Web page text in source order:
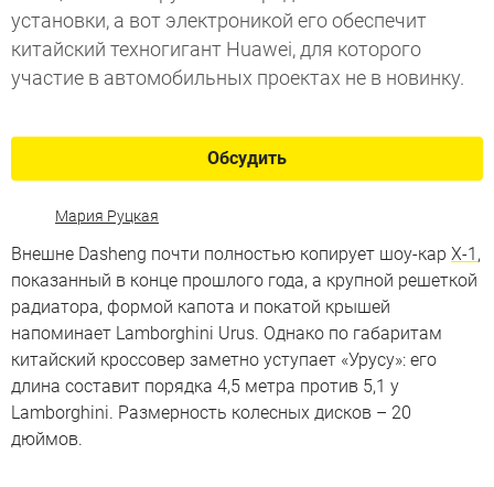
установки, а вот электроникой его обеспечит
китайский техногигант Huawei, для которого
участие в автомобильных проектах не в новинку.
Обсудить
Мария Руцкая
Внешне Dasheng почти полностью копирует шоу-кар Х-1 ,
показанный в конце прошлого года, а крупной решеткой
радиатора, формой капота и покатой крышей
напоминает Lamborghini Urus. Однако по габаритам
китайский кроссовер заметно уступает «Урусу»: его
длина составит порядка 4,5 метра против 5,1 у
Lamborghini. Размерность колесных дисков – 20
дюймов.